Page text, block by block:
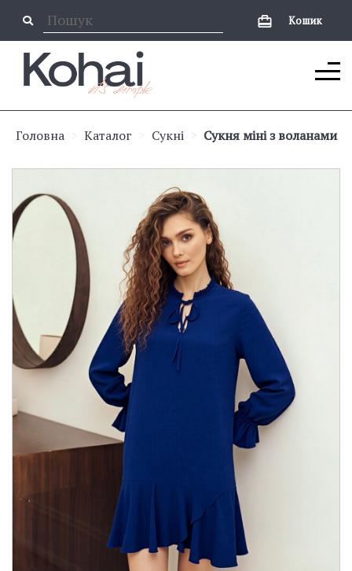
Кошик
Головна Каталог Сукні Сукня міні з воланами